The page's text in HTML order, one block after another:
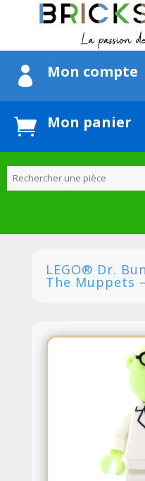
 Mon compte
 Mon panier
LEGO® Dr.
The Muppets